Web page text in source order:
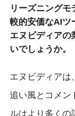
リーズニング
較的安価なAIツ
エヌビディアの
いでしょうか。
エヌビディアは
追い風とコメン
ルはより多くの